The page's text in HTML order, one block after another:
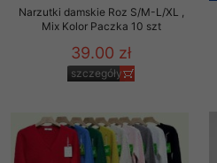
Narzutki damskie Roz S/M-L/XL ,
Mix Kolor Paczka 10 szt
39.00 zł
szczegóły